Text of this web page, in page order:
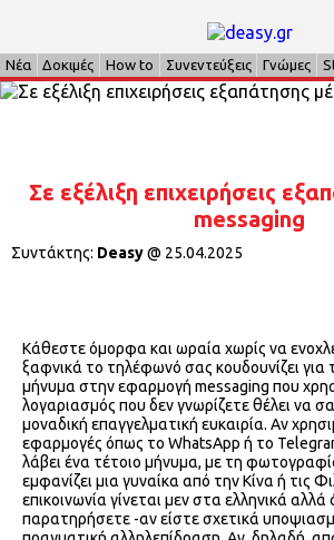
Νέα Δοκιμές How to Συνεντεύξεις Γνώμες
Σε εξέλιξη επιχειρήσεις
messaging
Συντάκτης: Deasy@ 25.04.2025
Κάθεστε όμορφα και ωραία χωρίς να
ξαφνικά το τηλέφωνό σας κουδουνίζει για
μήνυμα στην εφαρμογή messaging που
λογαριασμός που δεν γνωρίζετε θέλει να
μοναδική επαγγελματική ευκαιρία. Αν
εφαρμογές όπως το WhatsApp ή το
λάβει ένα τέτοιο μήνυμα, με τη
εμφανίζει μια γυναίκα από την Κίνα ή τις
επικοινωνία γίνεται μεν στα ελληνικά
παρατηρήσετε -αν είστε σχετικά